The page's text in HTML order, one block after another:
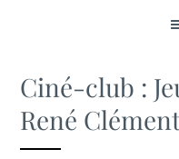
Ciné-club :
René